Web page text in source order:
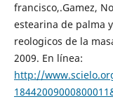
francisco,.Gamez,
estearina de palma
reologicos de la
2009. En línea:
http://